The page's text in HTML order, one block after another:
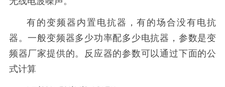
有的变频器内置电抗器，有的场合没有电抗
器。一般变频器多少功率配多少电抗器，参数是变
频器厂家提供的。反应器的参数可以通过下面的公
式计算